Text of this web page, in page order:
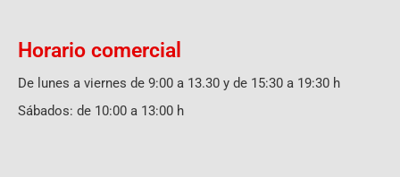
Horario comercial
De lunes a viernes de 9:00 a 13.30 y de 15:30 a 19:30 h
Sábados: de 10:00 a 13:00 h